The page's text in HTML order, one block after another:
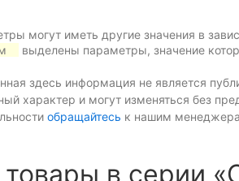
могут иметь другие значения в
выделены параметры, значение
здесь информация не является
характер и могут изменяться без
обращайтесь к нашим
товары в серии